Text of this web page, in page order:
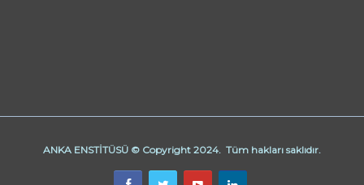
ANKA ENSTİTÜSÜ © Copyright 2024. Tüm hakları saklıdır.